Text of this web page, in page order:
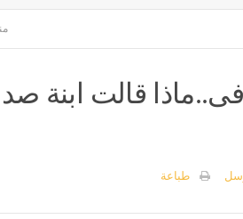
منذ 6 أشهر —
قالت ابنة
طباعة